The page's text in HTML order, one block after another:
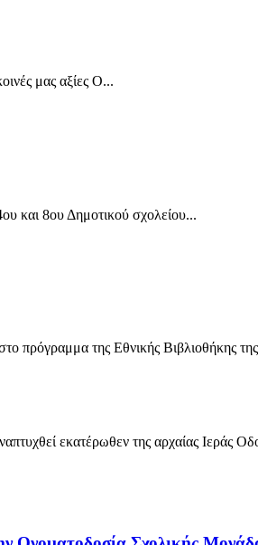
μας αξίες Ο...
και 8ου Δημοτικού σχολείου...
πρόγραμμα της Εθνικής Βιβλιοθήκης
εκατέρωθεν της αρχαίας Ιεράς